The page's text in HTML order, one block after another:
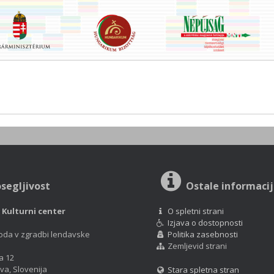
Kulturni center
v zgradbi lendavske
12
Slovenija
Ostale
O spletni strani
Izjava o dostopnosti
Politika zasebnosti
Zemljevid strani
Stara spletna stran